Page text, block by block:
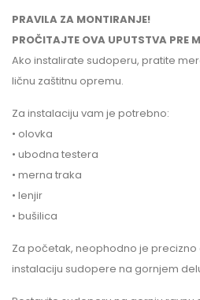
PRAVILA ZA MONTIRANJE!
PROČITAJTE OVA UPUTSTVA PRE
Ako instalirate sudoperu, pratite
ličnu zaštitnu opremu.
Za instalaciju vam je potrebno:
• olovka
• ubodna testera
• merna traka
• lenjir
• bušilica
Za početak, neophodno je
instalaciju sudopere na gornjem